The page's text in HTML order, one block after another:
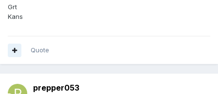
Grt
Kans
Quote
prepper053